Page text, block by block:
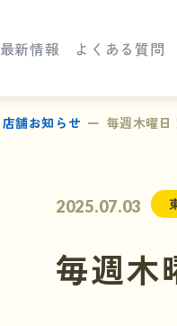
最新情報 よくある質問
店舗お知らせ 毎週木曜日
2025.07.03
毎週木